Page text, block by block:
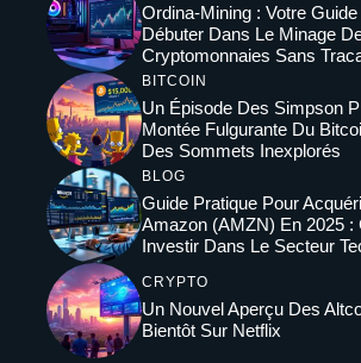
Ordina-Mining : Votre
Débuter Dans Le Minage
Cryptomonnaies Sans
BITCOIN
Un Épisode Des Simpson
Montée Fulgurante Du
Des Sommets Inexplorés
BLOG
Guide Pratique Pour
Amazon (AMZN) En 2025 :
Investir Dans Le Secteur
CRYPTO
Un Nouvel Aperçu Des
Bientôt Sur Netflix